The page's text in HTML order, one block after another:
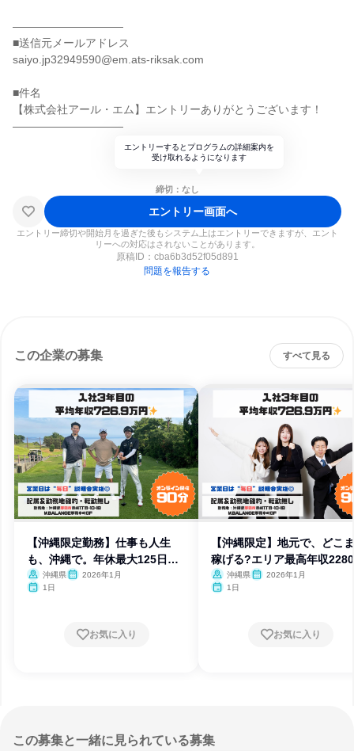
――――――――――
■送信元メールアドレス
saiyo.jp32949590@em.ats-riksak.com
■件名
【株式会社アール・エム】エントリーありがとうございます！
――――――――――
エントリーするとプログラムの詳細案内を
受け取れるようになります
締切：なし
エントリー画面へ
エントリー締切や開始月を過ぎた後もシステム上はエントリーできますが、エント
リーへの対応はされないことがあります。
原稿ID： cba6b3d52f05d891
問題を報告する
この企業の募集 すべて見る
【沖縄限定勤務】仕事も人生
も、沖縄で。年休最大125日以
上 沖縄県
2026年1月
1日
お気に入り
【沖縄限定】地元で、どこ
稼げる?エリア最高年収
沖縄県
2026年1月
1日
お気に入り
この募集と一緒に見られている募集